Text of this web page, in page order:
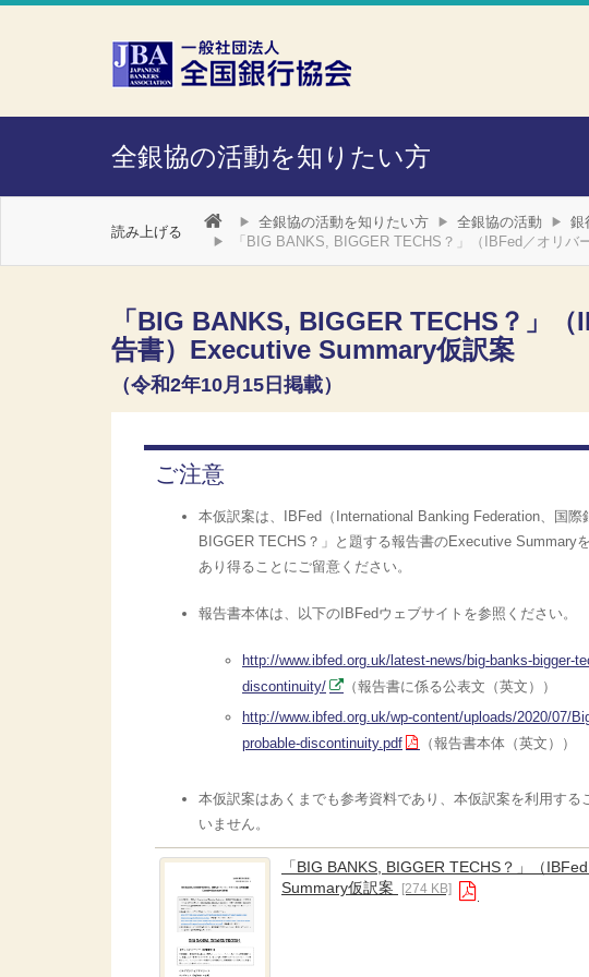
本文へスキップ
障がい者向け相談窓口
全銀協の活動を知りたい方
読み上げる
全銀協の活動を知りたい方 全銀協の活動 銀
「BIG BANKS, BIGGER TECHS？」（IBFed／オリ
「BIG BANKS, BIGGER TECHS？」
告書）Executive Summary仮訳案
（令和2年10月15日掲載）
ご注意
本仮訳案は、IBFed（International Banking Federation、国
BIGGER TECHS？」と題する報告書のExecutive Summary
あり得ることにご留意ください。
報告書本体は、以下のIBFedウェブサイトを参照ください。
http://www.ibfed.org.uk/latest-news/big-banks-bigger-
discontinuity/
（報告書に係る公表文（英文））
http://www.ibfed.org.uk/wp-content/uploads/2020/07/
probable-discontinuity.pdf
（報告書本体（英文））
本仮訳案はあくまでも参考資料であり、本仮訳案を利用す
いません。
「BIG BANKS, BIGGER TECHS？」（
Summary仮訳案
[274 KB]